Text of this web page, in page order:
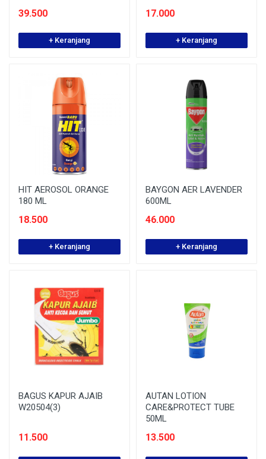
39.500
+ Keranjang
17.000
+ Keranjang
HIT AEROSOL ORANGE
180 ML
18.500
+ Keranjang
BAYGON AER LAVENDER
600ML
46.000
+ Keranjang
BAGUS KAPUR AJAIB
W20504(3)
11.500
AUTAN LOTION
CARE&PROTECT TUBE
50ML
13.500